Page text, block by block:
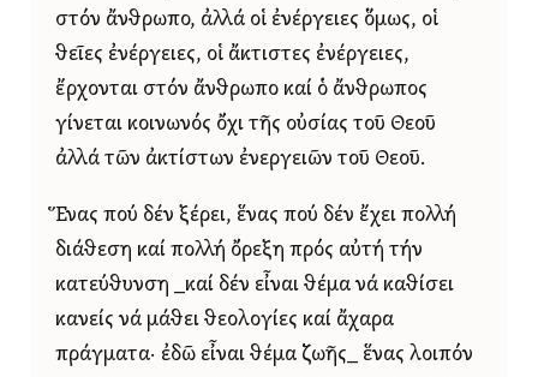
στόν ἄνθρωπο, ἀλλά οἱ ἐνέργειες ὅμως, οἱ
θεῖες ἐνέργειες, οἱ ἄκτιστες ἐνέργειες,
ἔρχονται στόν ἄνθρωπο καί ὁ ἄνθρωπος
γίνεται κοινωνός ὄχι τῆς οὐσίας τοῦ Θεοῦ
ἀλλά τῶν ἀκτίστων ἐνεργειῶν τοῦ Θεοῦ.
Ἕνας πού δέν ξέρει, ἕνας πού δέν ἔχει πολλή
διάθεση καί πολλή ὄρεξη πρός αὐτή τήν
κατεύθυνση _καί δέν εἶναι θέμα νά καθίσει
κανείς νά μάθει θεολογίες καί ἄχαρα
πράγματα· ἐδῶ εἶναι θέμα ζωῆς_ ἕνας λοιπόν